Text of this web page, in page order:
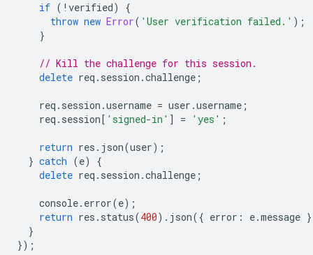
if ( ! verified)
{
throw new Error( 'User verification failed.' );
}
// Kill the challenge for this session.
delete req . session .challenge ;
req . session .username = user .username ;
req . session[ 'signed-in' ] = 'yes' ;
return res . json(user);
} catch (e)
{
delete req . session .challenge ;
console. error(e);
return res . status(400). json({ error : e.message
}
});